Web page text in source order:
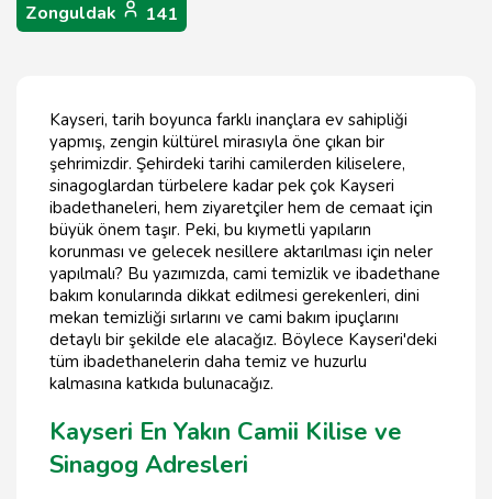
Zonguldak 141
Kayseri, tarih boyunca farklı inançlara ev sahipliği
yapmış, zengin kültürel mirasıyla öne çıkan bir
şehrimizdir. Şehirdeki tarihi camilerden kiliselere,
sinagoglardan türbelere kadar pek çok Kayseri
ibadethaneleri, hem ziyaretçiler hem de cemaat için
büyük önem taşır. Peki, bu kıymetli yapıların
korunması ve gelecek nesillere aktarılması için neler
yapılmalı? Bu yazımızda, cami temizlik ve ibadethane
bakım konularında dikkat edilmesi gerekenleri, dini
mekan temizliği sırlarını ve cami bakım ipuçlarını
detaylı bir şekilde ele alacağız. Böylece Kayseri'deki
tüm ibadethanelerin daha temiz ve huzurlu
kalmasına katkıda bulunacağız.
Kayseri En Yakın Camii Kilise ve
Sinagog Adresleri